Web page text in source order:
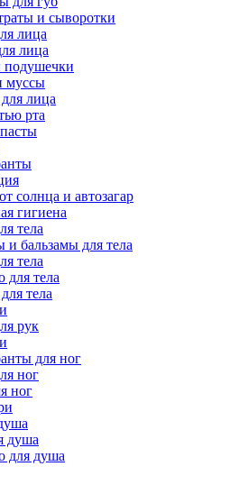
и сыворотки
лица
лица
подушечки
муссы
лица
рта
солнца и автозагар
гигиена
тела
и бальзамы для тела
тела
для тела
тела
рук
для ног
ног
ног
душа
для душа